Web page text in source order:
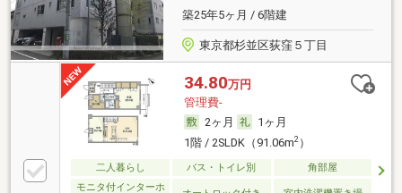
築25年5ヶ月 / 6階建
東京都杉並区荻窪５丁目
34.80万円
管理費-
2ヶ月
1ヶ月
1階 / 2SLDK（91.06m2）
二人暮らし バス・トイレ別
角部屋
モニタ付インターホ